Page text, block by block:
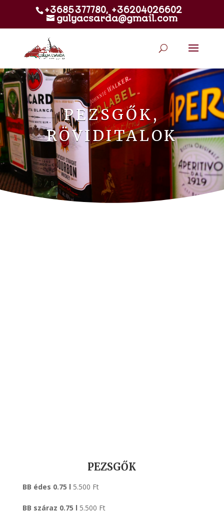
+3685377780, +36204026602
gulyacsarda@gmail.com
PEZSGŐK,
RÖVIDITALOK
PEZSGŐK
BB édes 0.75 l 5.500 Ft
BB száraz 0.75 l 5.500 Ft